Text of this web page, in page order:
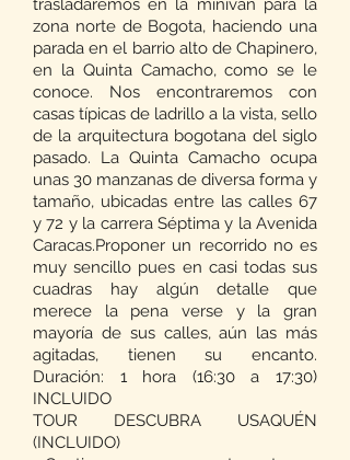
trasladaremos en la minivan para la
zona norte de Bogota, haciendo una
parada en el barrio alto de Chapinero,
en la Quinta Camacho, como se le
conoce. Nos encontraremos con
casas típicas de ladrillo a la vista, sello
de la arquitectura bogotana del siglo
pasado. La Quinta Camacho ocupa
unas 30 manzanas de diversa forma y
tamaño, ubicadas entre las calles 67
y 72 y la carrera Séptima y la Avenida
Caracas.Proponer un recorrido no es
muy sencillo pues en casi todas sus
cuadras hay algún detalle que
merece la pena verse y la gran
mayoría de sus calles, aún las más
agitadas, tienen su encanto.
Duración: 1 hora (16:30 a 17:30)
INCLUIDO
TOUR DESCUBRA USAQUÉN
(INCLUIDO)